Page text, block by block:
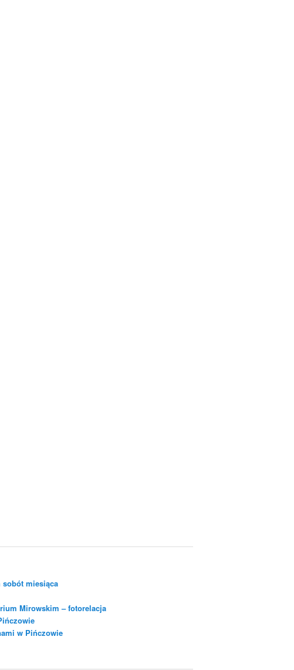
sobót miesiąca
Mirowskim – fotorelacja
w Pińczowie